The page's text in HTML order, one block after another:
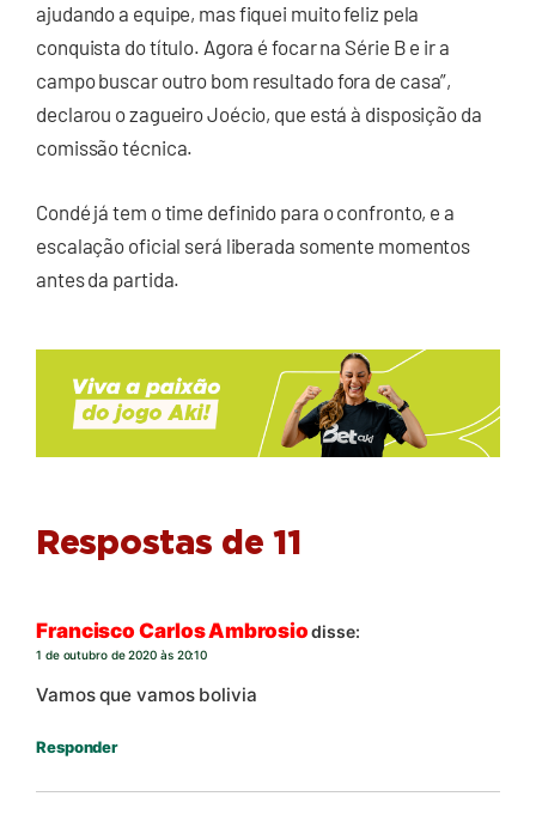
ajudando a equipe, mas fiquei muito feliz pela
conquista do título. Agora é focar na Série B e ir a
campo buscar outro bom resultado fora de casa”,
declarou o zagueiro Joécio, que está à disposição da
comissão técnica.
Condé já tem o time definido para o confronto, e a
escalação oficial será liberada somente momentos
antes da partida.
Respostas de 11
Francisco Carlos Ambrosio disse:
1 de outubro de 2020 às 20:10
Vamos que vamos bolivia
Responder